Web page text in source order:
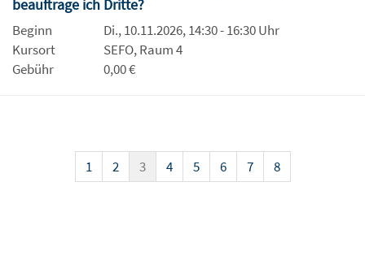
beauftrage ich Dritte?
Beginn
Di., 10.11.2026, 14:30 - 16:30 Uhr
Kursort
SEFO, Raum 4
Gebühr
0,00 €
1 2 3 4 5 6 7 8